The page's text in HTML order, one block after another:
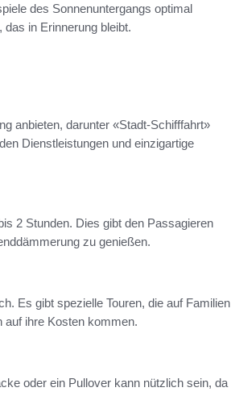
des Sonnenuntergangs optimal
in Erinnerung bleibt.
anbieten, darunter «Stadt-Schifffahrt»
Dienstleistungen und einzigartige
2 Stunden. Dies gibt den Passagieren
zu genießen.
Es gibt spezielle Touren, die auf Familien
auf ihre Kosten kommen.
oder ein Pullover kann nützlich sein, da